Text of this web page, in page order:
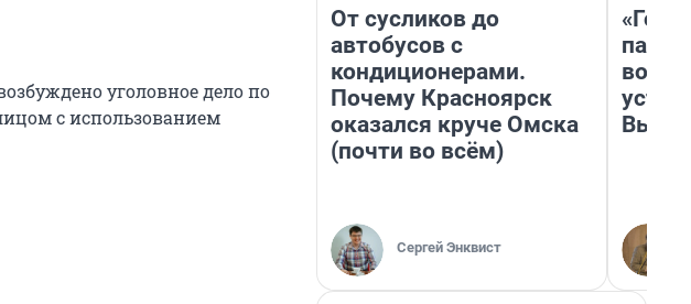
уголовное дело по
с использованием
От сусликов до
автобусов с
кондиционерами.
Почему Красноярск
оказался круче Омска
(почти во всём)
Сергей Энквист